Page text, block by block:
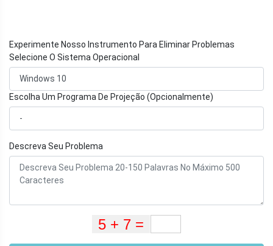
Experimente Nosso Instrumento Para Eliminar Problemas
Selecione O Sistema Operacional
Escolha Um Programa De Projeção (Opcionalmente)
Descreva Seu Problema